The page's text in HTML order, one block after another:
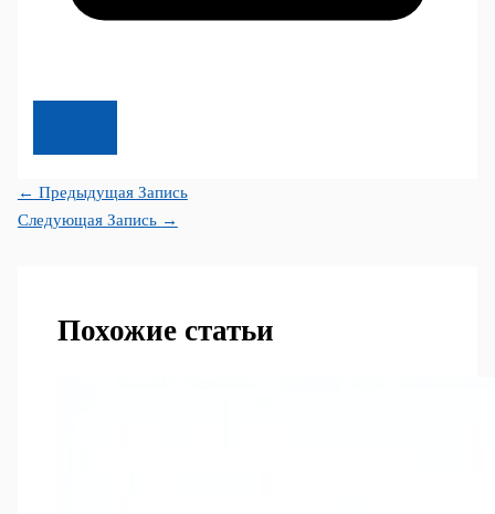
← Предыдущая Запись
Следующая Запись →
Похожие статьи